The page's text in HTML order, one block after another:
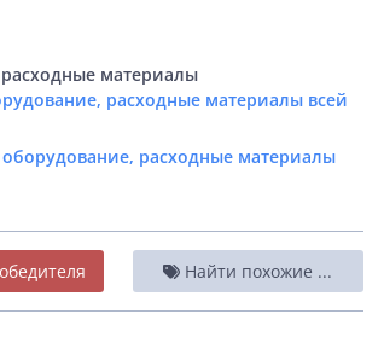
материалы
расходные материалы всей
расходные материалы
Найти похожие ...